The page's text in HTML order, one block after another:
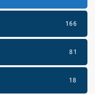
166
81
18